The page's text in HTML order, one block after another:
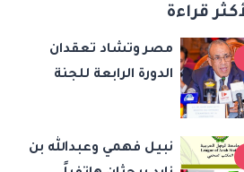
قراءة
مصر وتشاد تعقدان
الدورة الرابعة للجنة
التعاون في الصحة
نبيل فهمي وعبدالله بن